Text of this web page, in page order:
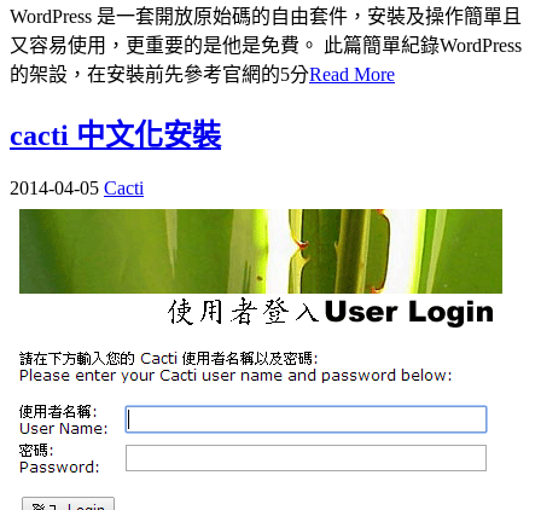
WordPress 是一套開放原始碼的自由套件，安裝及操作簡單且
又容易使用，更重要的是他是免費。 此篇簡單紀錄WordPress
的架設，在安裝前先參考官網的5分Read More
cacti 中文化安裝
2014-04-05 Cacti